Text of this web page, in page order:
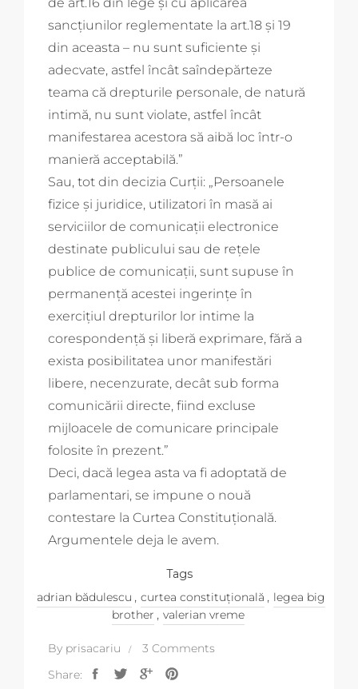
sancţiunilor reglementate la art.18 şi 19
din aceasta – nu sunt suficiente şi
adecvate, astfel încât saîndepărteze
teama că drepturile personale, de natură
intimă, nu sunt violate, astfel încât
manifestarea acestora să aibă loc într-o
manieră acceptabilă.”
Sau, tot din decizia Curții: „Persoanele
fizice şi juridice, utilizatori în masă ai
serviciilor de comunicaţii electronice
destinate publicului sau de reţele
publice de comunicaţii, sunt supuse în
permanenţă acestei ingerinţe în
exerciţiul drepturilor lor intime la
corespondenţă şi liberă exprimare, fără a
exista posibilitatea unor manifestări
libere, necenzurate, decât sub forma
comunicării directe, fiind excluse
mijloacele de comunicare principale
folosite în prezent.”
Deci, dacă legea asta va fi adoptată de
parlamentari, se impune o nouă
contestare la Curtea Constituțională.
Argumentele deja le avem.
Tags
adrian bădulescu , curtea constituțională , legea big
brother , valerian vreme
By prisacariu
3 Comments
Share: